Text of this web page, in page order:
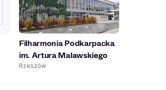
Filharmonia Podkarpacka
im. Artura Malawskiego
Rzeszów